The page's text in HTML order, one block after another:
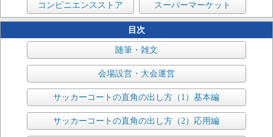
コンビニエンスストア スーパーマーケット
目次
随筆・雑文
会場設営・大会運営
サッカーコートの直角の出し方（1）基本編
サッカーコートの直角の出し方（2）応用編